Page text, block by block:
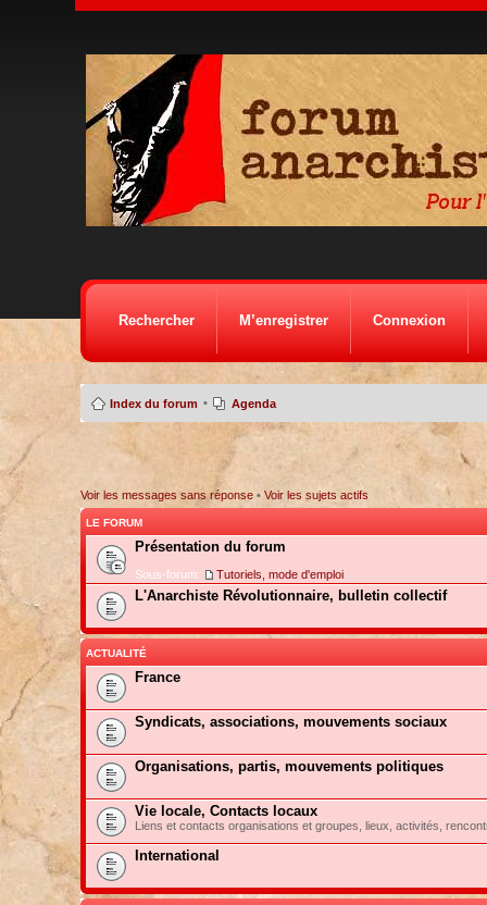
Rechercher M’enregistrer Connexion
Index du forum • Agenda
Voir les messages sans réponse• Voir les sujets actifs
LE FORUM
Présentation du forum
Sous-forum: Tutoriels, mode d'emploi
L'Anarchiste Révolutionnaire, bulletin collectif
ACTUALITÉ
France
Syndicats, associations, mouvements sociaux
Organisations, partis, mouvements politiques
Vie locale, Contacts locaux
Liens et contacts organisations et groupes, lieux, activités,
International